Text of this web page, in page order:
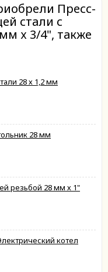
Пресс-
стали с
х 3/4", также
28 х 1,2 мм
28 мм
резьбой 28 мм х 1"
котел